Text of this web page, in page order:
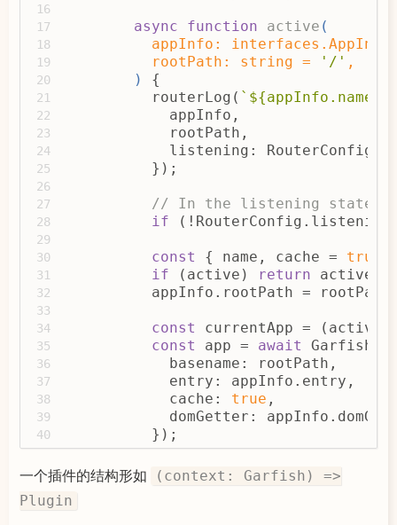
16
17
18
19
20
21
22
23
24
25
26
27
28
29
30
31
32
33
34
35
36
37
38
39
40
41
42
43
44
async function active (
appInfo:
          rootPath:
string = '/' ,
) {
          routerLog(
` ${appInfo.name}
            appInfo,
            rootPath,
listening:
          });
// In the listening state,
if
const { name, cache = true
if (active) return
appInfo.rootPath =
const currentApp =
const app = await
            basename: rootPath,
            entry: appInfo.entry,
            cache:
true ,
domGetter:
          });
if (app) {
app.appInfo.basename =
一个插件的结构形如
(context: Garfish) =>
Plugin